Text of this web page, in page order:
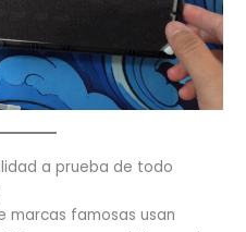
a prueba de todo
marcas famosas usan